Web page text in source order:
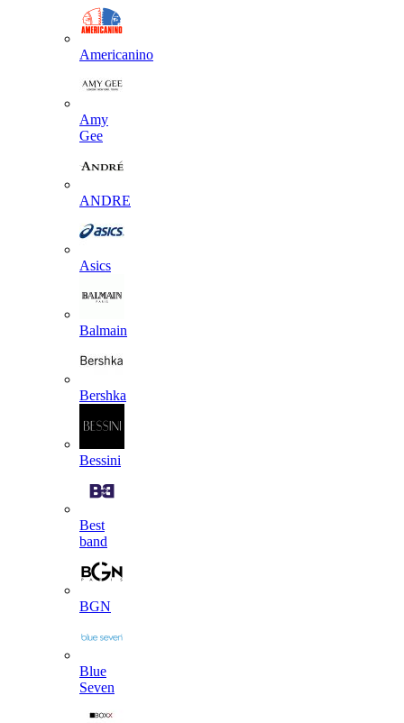
Americanino
Amy
Gee
ANDRE
Asics
Balmain
Bershka
Bessini
Best
band
BGN
Blue
Seven